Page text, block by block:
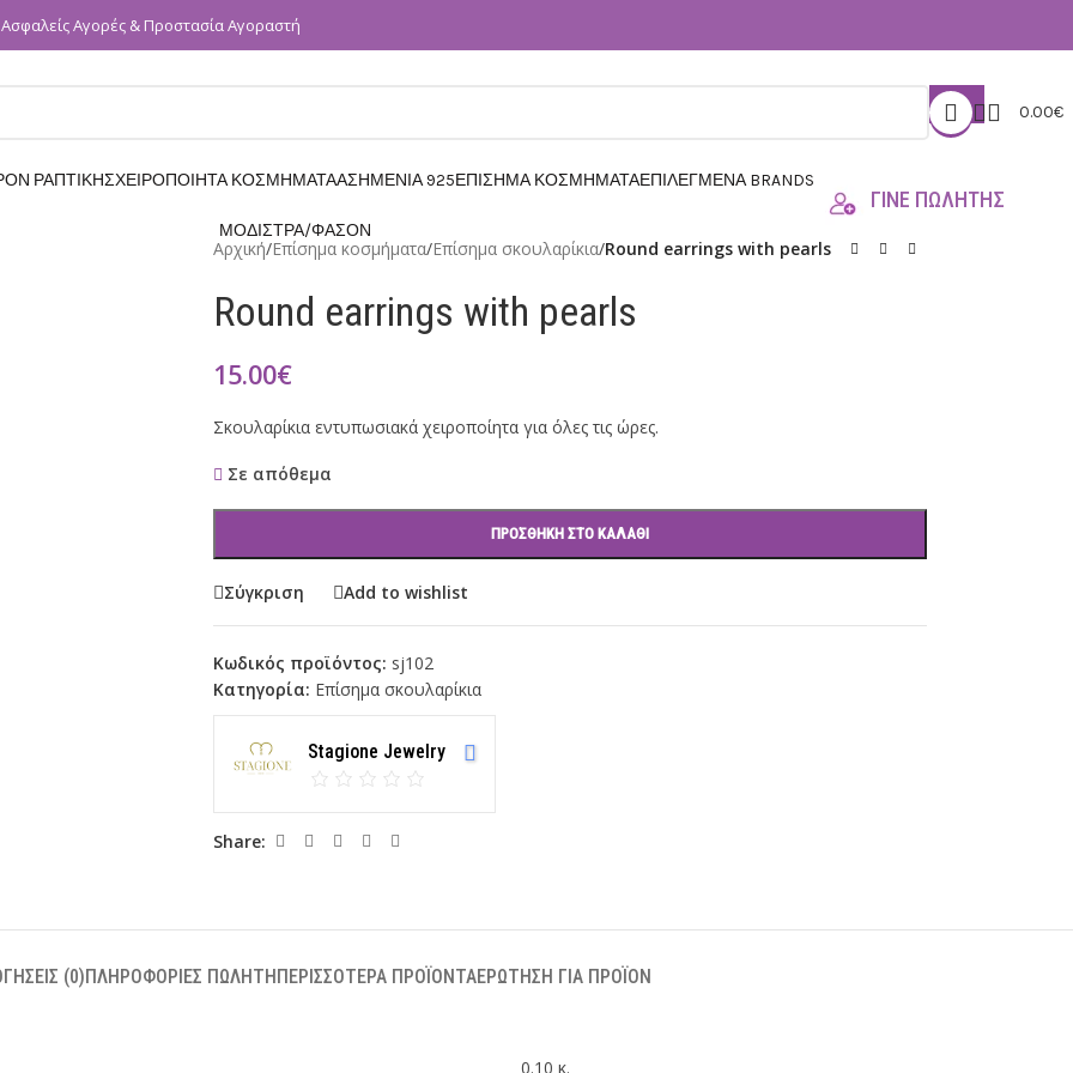
Ασφαλείς Αγορές & Προστασία Αγοραστή
0.00€
ΡΑΠΤΙΚΗΣΧΕΙΡΟΠΟΙΗΤΑ ΚΟΣΜΗΜΑΤΑΑΣΗΜΕΝΙΑ 925ΕΠΙΣΗΜΑ ΚΟΣΜΗΜΑΤΑΕΠΙΛΕΓΜΕΝΑ BRANDS
ΜΟΔΙΣΤΡΑ/ΦΑΣΟΝ
ΓΙΝΕ ΠΩΛΗΤΗΣ
Αρχική/Επίσημα κοσμήματα/Επίσημα σκουλαρίκια/Round earrings with pearls
Round earrings with pearls
15.00€
Σκουλαρίκια εντυπωσιακά χειροποίητα για όλες τις ώρες.
Σε απόθεμα
ΠΡΟΣΘΉΚΗ ΣΤΟ ΚΑΛΆΘΙ
Σύγκριση Add to wishlist
Κωδικός προϊόντος: sj102
Κατηγορία: Επίσημα σκουλαρίκια
Stagione Jewelry
Share:
(0)ΠΛΗΡΟΦΟΡΊΕΣ ΠΩΛΗΤΉΠΕΡΙΣΣΌΤΕΡΑ ΠΡΟΪΌΝΤΑΕΡΏΤΗΣΗ ΓΙΑ ΠΡΟΪΌΝ
0.10 κ.